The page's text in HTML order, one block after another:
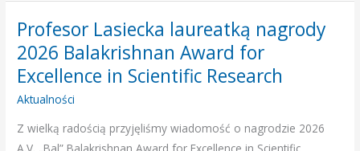
Profesor Lasiecka laureatką nagrody
2026 Balakrishnan Award for
Excellence in Scientific Research
Aktualności
Z wielką radością przyjęliśmy wiadomość o nagrodzie 2026
A.V. „Bal” Balakrishnan Award for Excellence in Scientific
Profesor
Lasiecka
laureatką
nagrody
2026
Balakrishnan
Award